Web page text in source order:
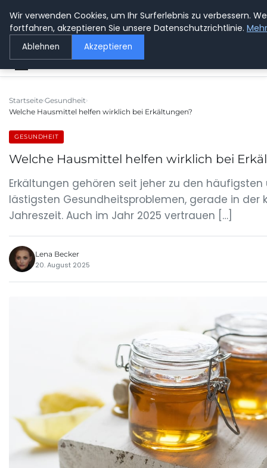
GETOESE IN MOESE
Startseite Gesundheit
Welche Hausmittel helfen wirklich bei Erkältungen?
GESUNDHEIT
Welche Hausmittel helfen wirklich bei
Erkältungen gehören seit jeher zu den häufigsten
lästigsten Gesundheitsproblemen, gerade in der
Jahreszeit. Auch im Jahr 2025 vertrauen […]
Lena Becker
20. August 2025
Wir verwenden Cookies, um Ihr Surferlebnis zu verbessern.
fortfahren, akzeptieren Sie unsere Datenschutzrichtlinie.
Ablehnen Akzeptieren